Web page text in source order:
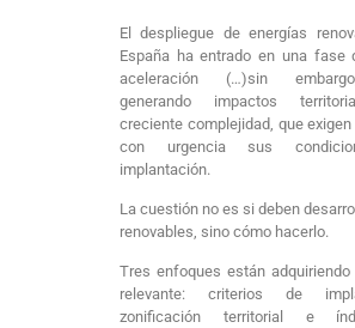
El despliegue de energías
España ha entrado en una fase
aceleración (…)sin
generando impactos
creciente complejidad, que
con urgencia sus
implantación.
La cuestión no es si deben
renovables, sino cómo hacerlo.
Tres enfoques están adquiriendo
relevante: criterios de
zonificación territorial e